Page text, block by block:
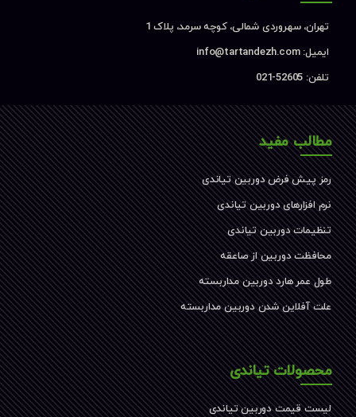
تهران، سهروردی شمالی، کوچه سرمد، پلاک 1
ایمیل: info@tartandezh.com
تلفن: 52605-021
مطالب مفید
رمز پیش فرض دوربین تیاندی
نرم افزارهای دوربین تیاندی
تنظیمات دوربین تیاندی
محافظت دوربین از صاعقه
طول عمر هارد دوربین مداربسته
علت آفلاین شدن دوربین مداربسته
محصولات تیاندی
لیست قیمت دوربین تیاندی